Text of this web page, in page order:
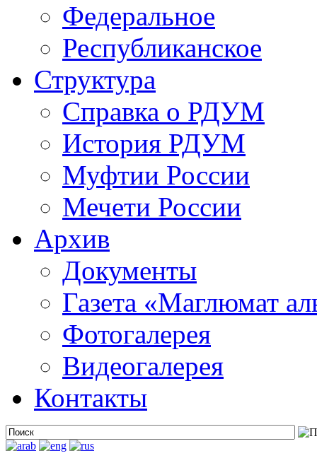
Федеральное
Республиканское
Структура
Справка о РДУМ
История РДУМ
Муфтии России
Мечети России
Архив
Документы
Газета «Маглюмат
Фотогалерея
Видеогалерея
Контакты